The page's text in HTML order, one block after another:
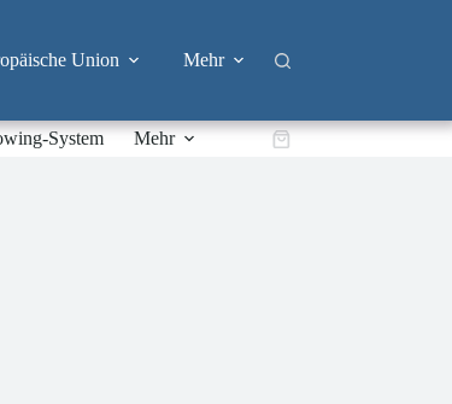
Union Mehr
System Mehr Warenkorb